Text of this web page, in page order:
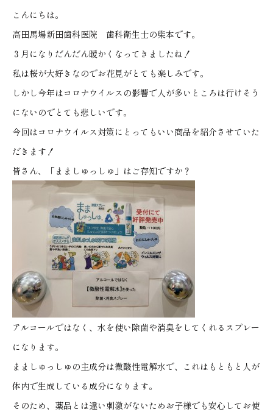
こんにちは。
高田馬場新田歯科医院 歯科衛生士の柴本です。
３月になりだんだん暖かくなってきましたね！
私は桜が大好きなのでお花見がとても楽しみです。
しかし今年はコロナウイルスの影響で人が多いところは行けそう
にないのでとても悲しいです。
今回はコロナウイルス対策にとってもいい商品を紹介させていた
だきます！
皆さん、「まましゅっしゅ」はご存知ですか？
アルコールではなく、水を使い除菌や消臭をしてくれるスプレー
になります。
まましゅっしゅの主成分は微酸性電解水で、これはもともと人が
体内で生成している成分になります。
そのため、薬品とは違い刺激がないためお子様でも安心してお使